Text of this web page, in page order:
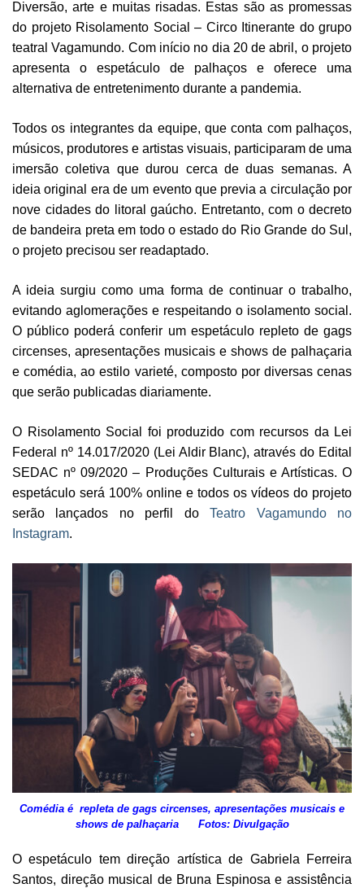
Diversão, arte e muitas risadas. Estas são as promessas
do projeto Risolamento Social – Circo Itinerante do grupo
teatral Vagamundo. Com início no dia 20 de abril, o projeto
apresenta o espetáculo de palhaços e oferece uma
alternativa de entretenimento durante a pandemia.
Todos os integrantes da equipe, que conta com palhaços,
músicos, produtores e artistas visuais, participaram de uma
imersão coletiva que durou cerca de duas semanas. A
ideia original era de um evento que previa a circulação por
nove cidades do litoral gaúcho. Entretanto, com o decreto
de bandeira preta em todo o estado do Rio Grande do Sul,
o projeto precisou ser readaptado.
A ideia surgiu como uma forma de continuar o trabalho,
evitando aglomerações e respeitando o isolamento social.
O público poderá conferir um espetáculo repleto de gags
circenses, apresentações musicais e shows de palhaçaria
e comédia, ao estilo varieté, composto por diversas cenas
que serão publicadas diariamente.
O Risolamento Social foi produzido com recursos da Lei
Federal nº 14.017/2020 (Lei Aldir Blanc), através do Edital
SEDAC nº 09/2020 – Produções Culturais e Artísticas. O
espetáculo será 100% online e todos os vídeos do projeto
serão lançados no perfil doTeatro Vagamundo no
Instagram.
Comédia é repleta de gags circenses, apresentações musicais e
shows de palhaçaria Fotos: Divulgação
O espetáculo tem direção artística de Gabriela Ferreira
Santos, direção musical de Bruna Espinosa e assistência